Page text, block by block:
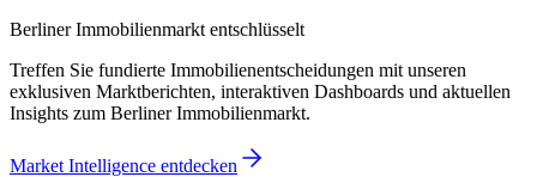
Berliner Immobilienmarkt entschlüsselt
Treffen Sie fundierte Immobilienentscheidungen mit unseren
exklusiven Marktberichten, interaktiven Dashboards und aktuellen
Insights zum Berliner Immobilienmarkt.
Market Intelligence entdecken